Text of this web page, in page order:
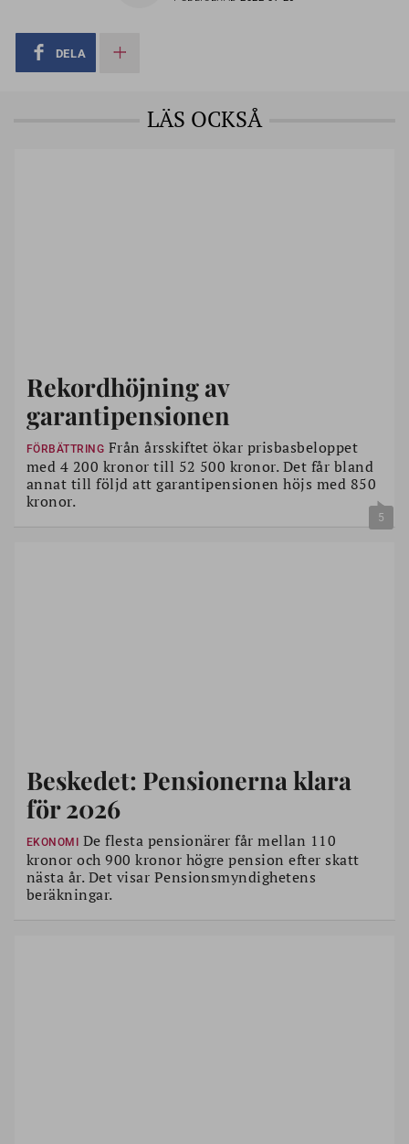
DELA
LÄS OCKSÅ
Rekordhöjning av
garantipensionen
FÖRBÄTTRING Från årsskiftet ökar prisbasbeloppet
med 4 200 kronor till 52 500 kronor. Det får bland
annat till följd att garantipensionen höjs med 850
kronor.
5
Beskedet: Pensionerna klara
för 2026
EKONOMI
De flesta pensionärer får mellan 110
kronor och 900 kronor högre pension efter skatt
nästa år. Det visar Pensionsmyndighetens
beräkningar.